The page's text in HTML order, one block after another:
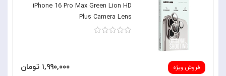
فروش ویژه
iPhone 16 Pro Max Green Lion HD
Plus Camera Lens
۱,۹۹۰,۰۰۰ تومان